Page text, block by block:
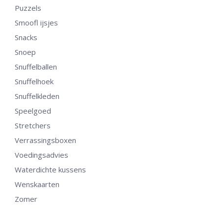
Puzzels
Smoofl ijsjes
Snacks
Snoep
Snuffelballen
Snuffelhoek
Snuffelkleden
Speelgoed
Stretchers
Verrassingsboxen
Voedingsadvies
Waterdichte kussens
Wenskaarten
Zomer